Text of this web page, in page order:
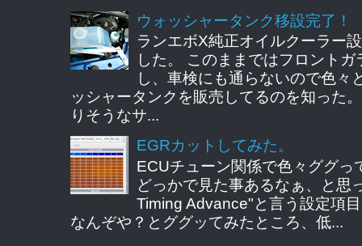
ウォッシャータンク移設完了！
ランエボX純正オイルクーラー
した。 このままではフロント
し、車検にも通らないので色々
ッシャータンクを販売してるのを知った
りそうなサ...
EGRカットしてみた。
ECUチューン関係で色々ググ
どっかで見た事あるなぁ、と
Timing Advance"と言う設定項
なんぞや？とググッてみたところ、低...